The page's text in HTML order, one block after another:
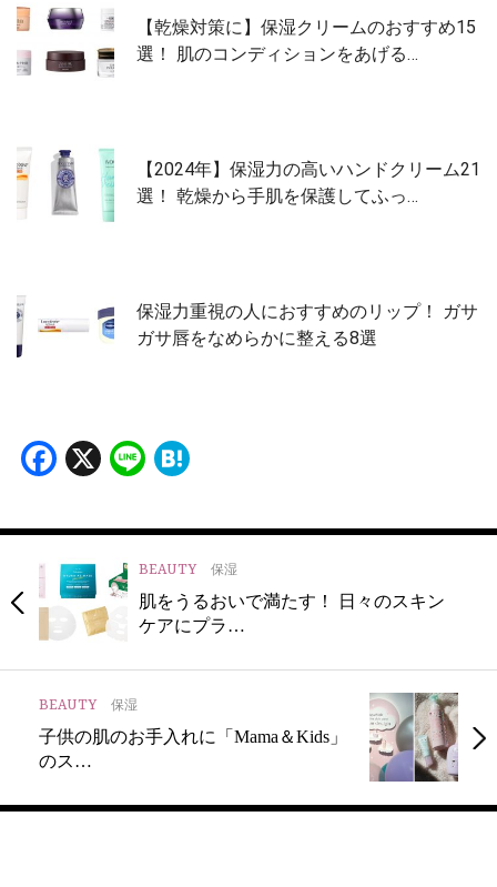
【乾燥対策に】保湿クリームのおすすめ15
選！ 肌のコンディションをあげる…
【2024年】保湿力の高いハンドクリーム21
選！ 乾燥から手肌を保護してふっ…
保湿力重視の人におすすめのリップ！ ガサ
ガサ唇をなめらかに整える8選
Facebook
X Line
BEAUTY 保湿
肌をうるおいで満たす！ 日々のスキン
ケアにプラ…
BEAUTY 保湿
子供の肌のお手入れに「Mama＆Kids」
のス…